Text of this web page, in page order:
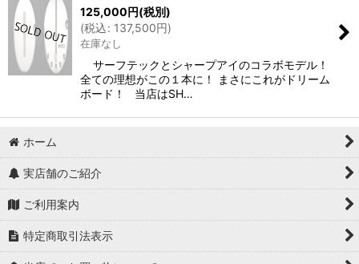
125,000円(税別)
(税込: 137,500円)
在庫なし
サーフテックとシャープアイのコラボモデル！
全ての理想がこの１本に！ まさにこれがドリーム
ボード！ 当店はSH…
ホーム
実店舗のご紹介
ご利用案内
特定商取引法表示